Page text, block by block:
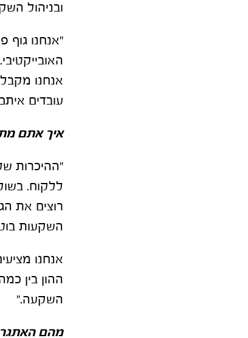
ובניהול
אנחנו
עובדים
איך אתם
"ההיכרות
ללקוח.
רוצים את
השקעות
אנחנו
ההון בין
השקעה."
מהם